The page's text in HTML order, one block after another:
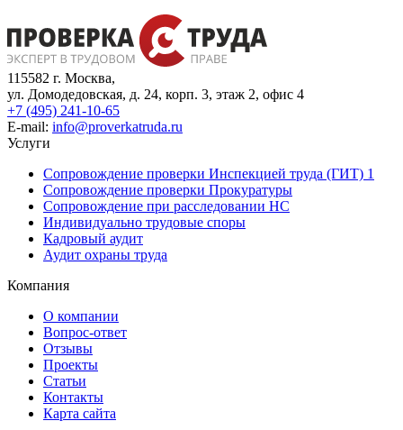
115582 г. Москва,
ул. Домодедовская, д. 24, корп. 3, этаж 2, офис 4
+7 (495) 241-10-65
E-mail: info@proverkatruda.ru
Услуги
Сопровождение проверки Инспекцией труда (ГИТ) 1
Сопровождение проверки Прокуратуры
Сопровождение при расследовании НС
Индивидуально трудовые споры
Кадровый аудит
Аудит охраны труда
Компания
О компании
Вопрос-ответ
Отзывы
Проекты
Статьи
Контакты
Карта сайта